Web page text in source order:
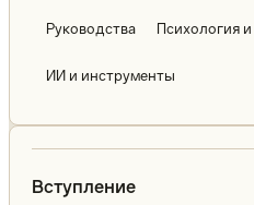
Руководства Психология
ИИ и инструменты
Вступление